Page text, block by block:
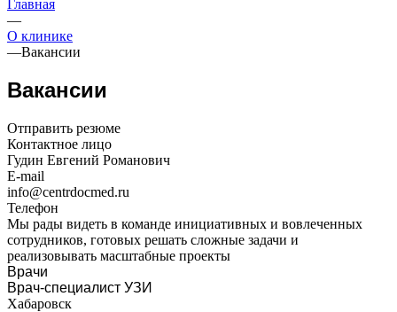
Главная
—
О клинике
—Вакансии
Вакансии
Отправить резюме
Контактное лицо
Гудин Евгений Романович
E-mail
info@centrdocmed.ru
Телефон
Мы рады видеть в команде инициативных и вовлеченных
сотрудников, готовых решать сложные задачи и
реализовывать масштабные проекты
Врачи
Врач-специалист УЗИ
Хабаровск